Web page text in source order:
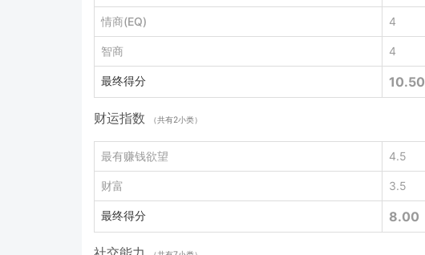
情商(EQ) 4
智商 4
最终得分 10.50
财运指数 （共有2小类）
最有赚钱欲望 4.5
财富 3.5
最终得分 8.00